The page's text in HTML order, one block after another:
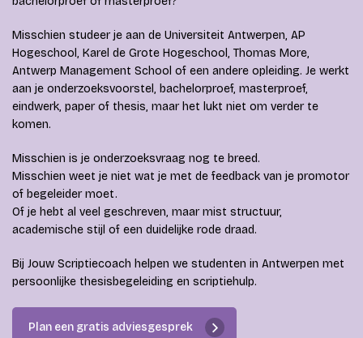
Misschien studeer je aan de Universiteit Antwerpen, AP
Hogeschool, Karel de Grote Hogeschool, Thomas More,
Antwerp Management School of een andere opleiding. Je werkt
aan je onderzoeksvoorstel, bachelorproef, masterproef,
eindwerk, paper of thesis, maar het lukt niet om verder te
komen.
Misschien is je onderzoeksvraag nog te breed.
Misschien weet je niet wat je met de feedback van je promotor
of begeleider moet.
Of je hebt al veel geschreven, maar mist structuur,
academische stijl of een duidelijke rode draad.
Bij Jouw Scriptiecoach helpen we studenten in Antwerpen met
persoonlijke thesisbegeleiding en scriptiehulp.
Plan een gratis adviesgesprek